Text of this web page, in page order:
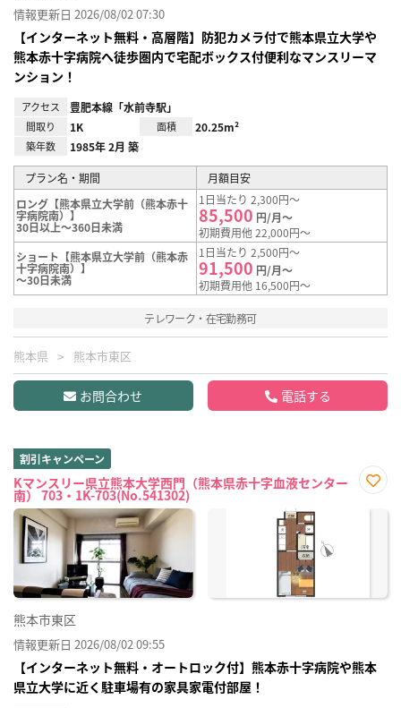
情報更新日 2026/08/02 07:30
【インターネット無料・高層階】防犯カメラ付で熊本県立大学や
熊本赤十字病院へ徒歩圏内で宅配ボックス付便利なマンスリーマ
ンション！
アクセス 豊肥本線「水前寺駅」
間取り 1K 面積 20.25m²
築年数 1985年 2月 築
プラン名・期間
月額目安
ロング【熊本県立大学前（熊本赤十
字病院南）】
30日以上～360日未満
1日当たり 2,300円～
85,500 円/月～
初期費用他 22,000円～
ショート【熊本県立大学前（熊本赤
十字病院南）】
～30日未満
1日当たり 2,500円～
91,500 円/月～
初期費用他 16,500円～
テレワーク・在宅勤務可
熊本県 熊本市東区
お問合わせ 電話する
割引キャンペーン
Kマンスリー県立熊本大学西門（熊本県赤十字血液センター
南） 703・1K-703(No.541302)
に入
熊本市東区
情報更新日 2026/08/02 09:55
【インターネット無料・オートロック付】熊本赤十字病院や熊本
県立大学に近く駐車場有の家具家電付部屋！